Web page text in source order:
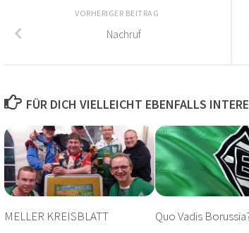
VORHERIGER BEITRAG
Nachruf
FÜR DICH VIELLEICHT EBENFALLS
MELLER KREISBLATT Quo Vadis